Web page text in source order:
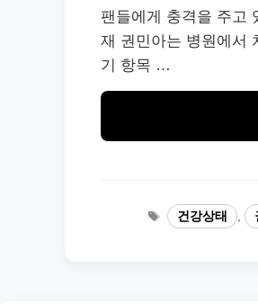
팬들에게 충격을 주고
재 권민아는 병원에서
기 항목 …
태
그
건강상태 ,